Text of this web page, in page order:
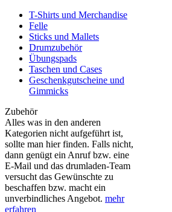
T-Shirts und Merchandise
Felle
Sticks und Mallets
Drumzubehör
Übungspads
Taschen und Cases
Geschenkgutscheine und
Gimmicks
Zubehör
Alles was in den anderen
Kategorien nicht aufgeführt ist,
sollte man hier finden. Falls nicht,
dann genügt ein Anruf bzw. eine
E-Mail und das drumladen-Team
versucht das Gewünschte zu
beschaffen bzw. macht ein
unverbindliches Angebot. mehr
erfahren